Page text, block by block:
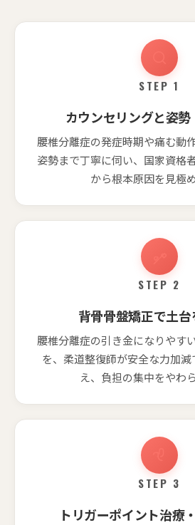
STEP 1
カウンセリングと姿
腰椎分離症の発症時期や痛む動
姿勢まで丁寧に伺い、国家資格
から根本原因を見極め
STEP 2
背骨骨盤矯正で土台
腰椎分離症の引き金になりやす
を、柔道整復師が安全な力加
え、負担の集中をやわ
STEP 3
トリガーポイント治療